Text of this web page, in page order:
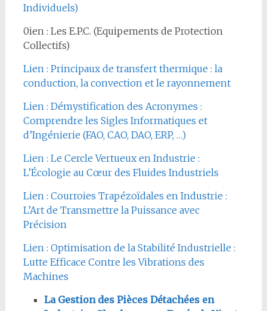
Individuels)
0ien : Les E.P.C. (Equipements de Protection
Collectifs)
Lien : Principaux de transfert thermique : la
conduction, la convection et le rayonnement
Lien : Démystification des Acronymes :
Comprendre les Sigles Informatiques et
d’Ingénierie (FAO, CAO, DAO, ERP, …)
Lien : Le Cercle Vertueux en Industrie :
L’Écologie au Cœur des Fluides Industriels
Lien : Courroies Trapézoïdales en Industrie :
L’Art de Transmettre la Puissance avec
Précision
Lien : Optimisation de la Stabilité Industrielle :
Lutte Efficace Contre les Vibrations des
Machines
La Gestion des Pièces Détachées en